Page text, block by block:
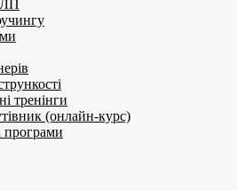
тренінги
(онлайн-курс)
програми